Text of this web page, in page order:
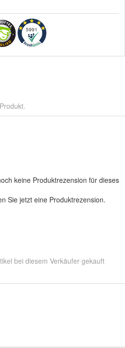
5991
keine Produktrezension für dieses
Sie jetzt eine Produktrezension.
bei diesem Verkäufer gekauft